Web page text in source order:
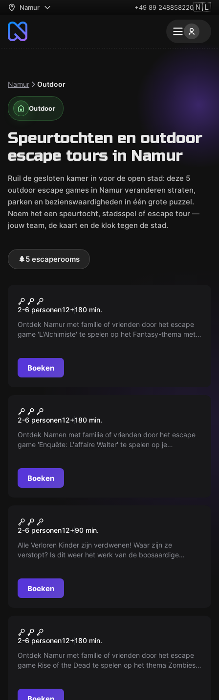
Namur +49 89 248858220🇳🇱
Namur Outdoor
Outdoor
Speurtochten en outdoor
escape tours in Namur
Ruil de gesloten kamer in voor de open stad: deze 5
outdoor escape games in Namur veranderen straten,
parken en bezienswaardigheden in één grote puzzel.
Noem het een speurtocht, stadsspel of escape tour —
jouw team, de kaart en de klok tegen de stad.
🌲5 escaperooms
L'Alchimiste
2-6 personen12+180 min.
Ontdek Namur met familie of vrienden door het escape
game 'L'Alchimiste' te spelen op het Fantasy-thema met
Boeken
Enquête: L'affaire Walter
2-6 personen12+180 min.
Ontdek Namen met familie of vrienden door het escape
game 'Enquête: L'affaire Walter' te spelen op je
Boeken
Peter Pan : L'ombre Perdue
2-6 personen12+90 min.
Alle Verloren Kinder zijn verdwenen! Waar zijn ze
verstopt? Is dit weer het werk van de boosaardige
Boeken
Rise of the Dead
2-6 personen12+180 min.
Ontdek Namur met familie of vrienden door het escape
game Rise of the Dead te spelen op het thema Zombies